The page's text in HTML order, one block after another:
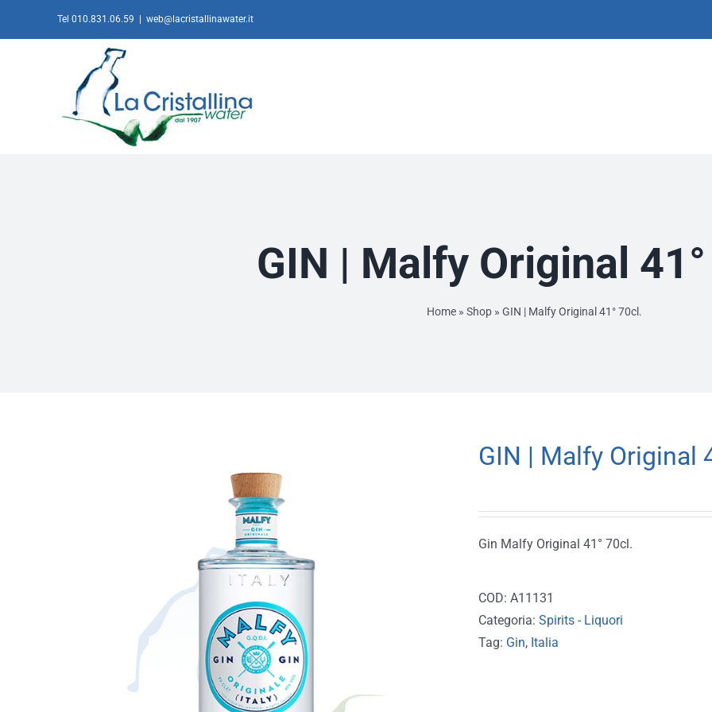
Tel 010.831.06.59 web@lacristallinawater.it
GIN | Malfy Original
Home» Shop» GIN | Malfy Original 41° 70cl.
GIN | Malfy Original
Gin Malfy Original 41° 70cl.
COD: A11131
Categoria: Spirits - Liquori
Tag: Gin, Italia